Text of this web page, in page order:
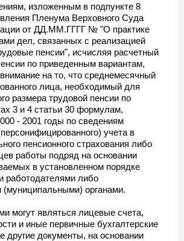
изложенным в подпункте 8
Пленума Верховного Суда
от ДД.ММ.ГГГГ № "О практике
дел, связанных с реализацией
пенсии", исчисляя расчетный
по приведенным вариантам,
на то, что среднемесячный
лица, необходимый для
размера трудовой пенсии по
3 и 4 статьи 30 формулам,
- 2001 годы по сведениям
учета в
пенсионного страхования либо
работы подряд на основании
в установленном порядке
работодателями либо
(муниципальными) органами.
могут являться лицевые счета,
и иные первичные бухгалтерские
другие документы, на основании